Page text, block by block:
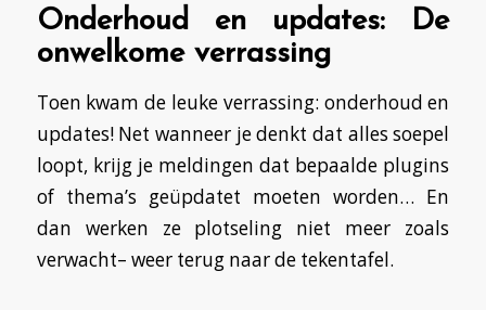
Onderhoud en updates: De
onwelkome verrassing
Toen kwam de leuke verrassing: onderhoud en
updates! Net wanneer je denkt dat alles soepel
loopt, krijg je meldingen dat bepaalde plugins
of thema’s geüpdatet moeten worden… En
dan werken ze plotseling niet meer zoals
verwacht– weer terug naar de tekentafel.